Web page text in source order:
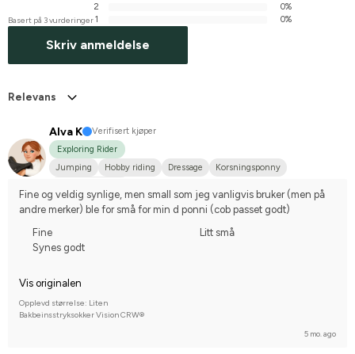
Basert på 3 vurderinger
2
0%
1
0%
Skriv anmeldelse
Relevans
Alva K
Verifisert kjøper
Exploring Rider
Jumping
Hobby riding Dressage
Korsningsponny
Fine og veldig synlige, men small som jeg vanligvis bruker (men på
andre merker) ble for små for min d ponni (cob passet godt)
Fine
Synes godt
Litt små
Vis originalen
Opplevd størrelse: Liten
Bakbeinsstryksokker Vision CRW®
5 mo. ago